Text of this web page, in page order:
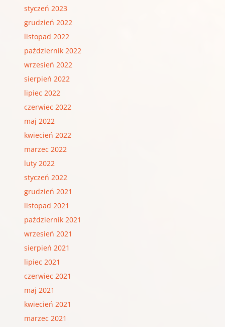
styczeń 2023
grudzień 2022
listopad 2022
październik 2022
wrzesień 2022
sierpień 2022
lipiec 2022
czerwiec 2022
maj 2022
kwiecień 2022
marzec 2022
luty 2022
styczeń 2022
grudzień 2021
listopad 2021
październik 2021
wrzesień 2021
sierpień 2021
lipiec 2021
czerwiec 2021
maj 2021
kwiecień 2021
marzec 2021